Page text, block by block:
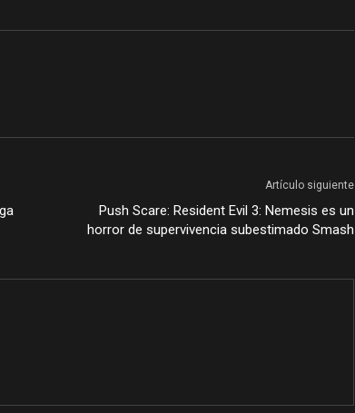
Artículo siguiente
Push Scare: Resident Evil 3: Nemesis es un
horror de supervivencia subestimado Smash